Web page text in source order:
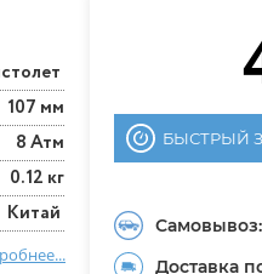
107 мм
8 Атм
0.12 кг
Китай
БЫСТРЫЙ
Самовывоз:
Доставка